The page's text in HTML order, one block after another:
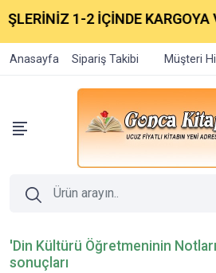
1-2 İÇİNDE KARGOYA
Anasayfa Sipariş Takibi Müşteri
'Din Kültürü Öğretmeninin
sonuçları